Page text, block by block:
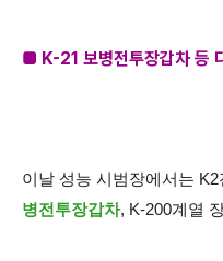
■ K-21 보병전투장갑차 등
이날 성능 시범장에서는
병전투장갑차, K-200계열